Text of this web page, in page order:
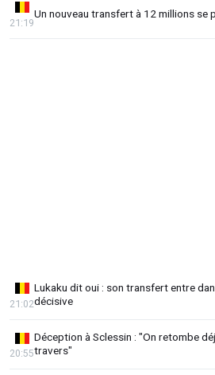
Un nouveau transfert à 12 millions se
21:19
Lukaku dit oui : son transfert entre
décisive
21:02
Déception à Sclessin : "On retombe
travers"
20:55